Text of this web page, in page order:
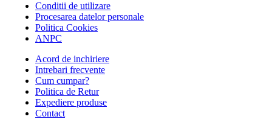
Conditii de utilizare
Procesarea datelor personale
Politica Cookies
ANPC
Acord de inchiriere
Intrebari frecvente
Cum cumpar?
Politica de Retur
Expediere produse
Contact